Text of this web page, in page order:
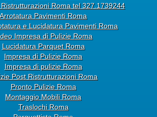
Roma tel 327.1739244
Arrotatura Pavimenti Roma
e Lucidatura Pavimenti Roma
Impresa di Pulizie Roma
Lucidatura Parquet Roma
Impresa di Pulizie Roma
Impresa di pulizie Roma
Post Ristrutturazioni Roma
Pronto Pulizie Roma
Montaggio Mobili Roma
Traslochi Roma